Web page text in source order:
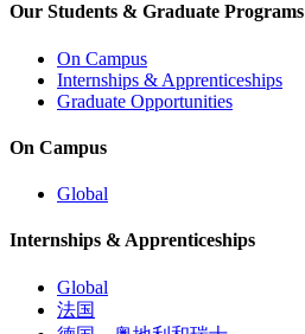
Our Students & Graduate Programs
On Campus
Internships & Apprenticeships
Graduate Opportunities
On Campus
Global
Internships & Apprenticeships
Global
法国